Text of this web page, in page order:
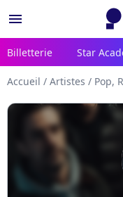
menu
Billetterie Star
Accueil / Artistes / Pop,